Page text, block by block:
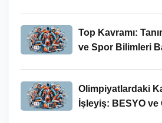
Top Kavramı:
ve Spor Bilimleri
Olimpiyatlardaki
İşleyiş: BESYO